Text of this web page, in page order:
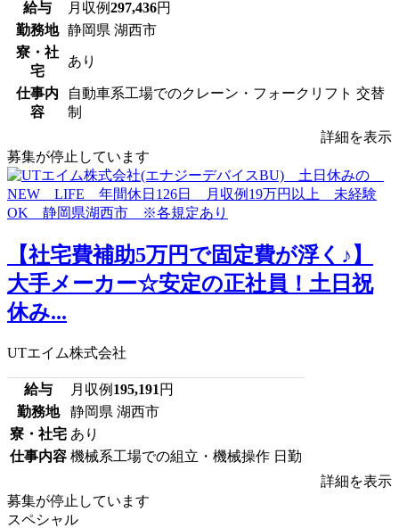
給与 月収例297,436円
勤務地
静岡県 湖西市
寮・社
宅
あり
仕事内
容
自動車系工場でのクレーン・フォークリフト 交替
制
詳細を表示
募集が停止しています
【社宅費補助5万円で固定費が浮く♪】
大手メーカー☆安定の正社員！土日祝
休み...
UTエイム株式会社
給与 月収例 195,191 円
勤務地
静岡県 湖西市
寮・社宅 あり
仕事内容 機械系工場での組立・機械操作 日勤
詳細を表示
募集が停止しています
スペシャル